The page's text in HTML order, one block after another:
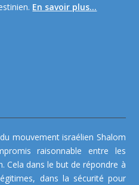
En savoir plus...
mouvement israélien Shalom
raisonnable entre les
Cela dans le but de répondre à
dans la sécurité pour